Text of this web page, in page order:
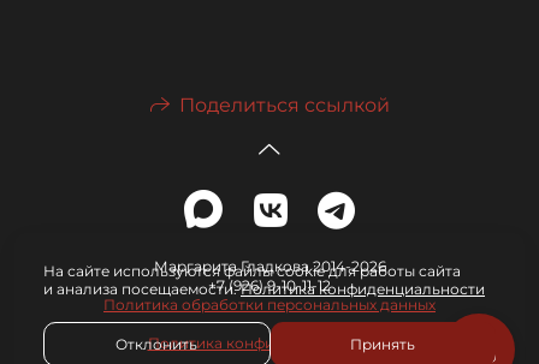
Поделиться ссылкой
Маргарита Гладкова 2014-2026
+7 (926) 9-10-11-12
Политика обработки персональных данных
Политика конфиденциальности
На сайте используются файлы cookie для работы сайта
и анализа посещаемости.Политика конфиденциальности
Отклонить Принять